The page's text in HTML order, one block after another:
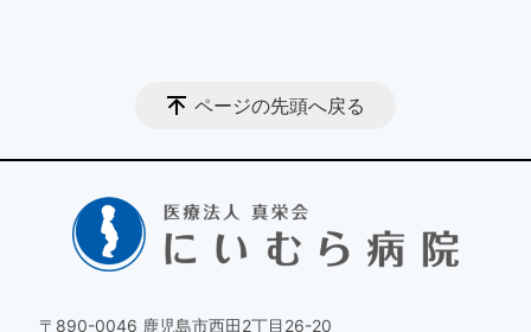
ページの先頭へ戻る
〒890-0046 鹿児島市西田2丁目26-20